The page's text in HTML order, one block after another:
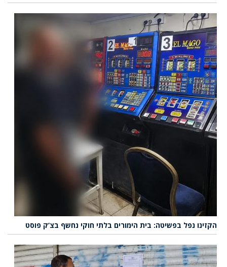
הקזינו נפל בפשיטה: בית הימורים בלתי חוקי נחשף בצ’ק פוסט